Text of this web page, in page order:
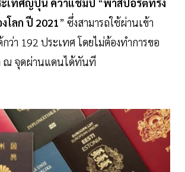
โลก ปี 2021” ซึ่งสามารถใช้ผ่านเข้า
ว่า 192 ประเทศ โดยไม่ต้องทำการขอ
ณ จุดผ่านแดนได้ทันที